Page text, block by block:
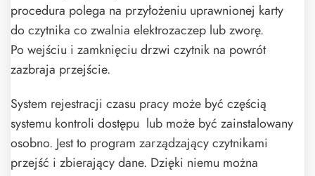
procedura polega na przyłożeniu uprawnionej karty
do czytnika co zwalnia elektrozaczep lub zworę.
Po wejściu i zamknięciu drzwi czytnik na powrót
zazbraja przejście.
System rejestracji czasu pracy może być częścią
systemu kontroli dostępu lub może być zainstalowany
osobno. Jest to program zarządzający czytnikami
przejść i zbierający dane. Dzięki niemu można